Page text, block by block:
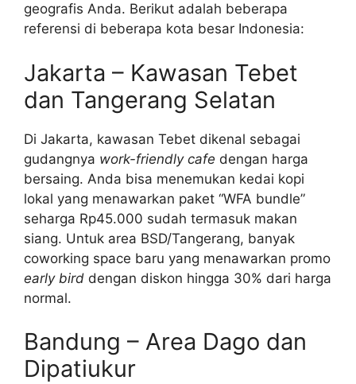
geografis Anda. Berikut adalah beberapa
referensi di beberapa kota besar Indonesia:
Jakarta – Kawasan Tebet
dan Tangerang Selatan
Di Jakarta, kawasan Tebet dikenal sebagai
gudangnya work-friendly cafe dengan harga
bersaing. Anda bisa menemukan kedai kopi
lokal yang menawarkan paket “WFA bundle”
seharga Rp45.000 sudah termasuk makan
siang. Untuk area BSD/Tangerang, banyak
coworking space baru yang menawarkan promo
early bird dengan diskon hingga 30% dari harga
normal.
Bandung – Area Dago dan
Dipatiukur